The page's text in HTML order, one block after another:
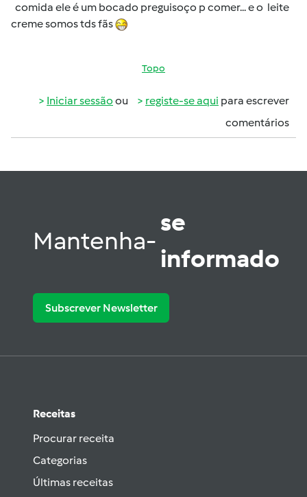
comida ele é um bocado preguisoço p comer... e o leite
creme somos tds fãs
Topo
Iniciar sessão ou registe-se aqui para escrever
comentários
Mantenha-
se
informado
Subscrever Newsletter
Receitas
Procurar receita
Categorias
Últimas receitas